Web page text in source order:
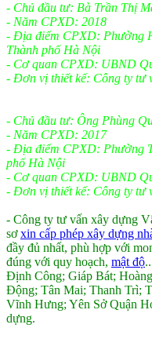
- Chủ đầu tư: Bà Trần Thị
- Năm CPXD: 2018
- Địa điểm CPXD: Phường
Thành phố Hà Nội
- Cơ quan CPXD: UBND
- Đơn vị thiết kế: Công ty tư
- Chủ đầu tư: Ông Phùng
- Năm CPXD: 2017
- Địa điểm CPXD: Phường
phố Hà Nội
- Cơ quan CPXD: UBND
- Đơn vị thiết kế: Công ty tư
- Công ty tư vấn xây dựng
sơxin cấp phép xây dựng
đầy đủ nhất, phù hợp với
đúng với quy hoạch, mật độ
Định Công; Giáp Bát;
Động; Tân Mai; Thanh Trì;
Vĩnh Hưng; Yên Sở Quận
dựng.